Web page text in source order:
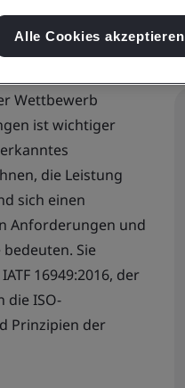
Wettbewerb
ist wichtiger
die Leistung
sich einen
Anforderungen und
Sie
16949:2016, der
die ISO-
Prinzipien der
Alle Cookies akzeptieren